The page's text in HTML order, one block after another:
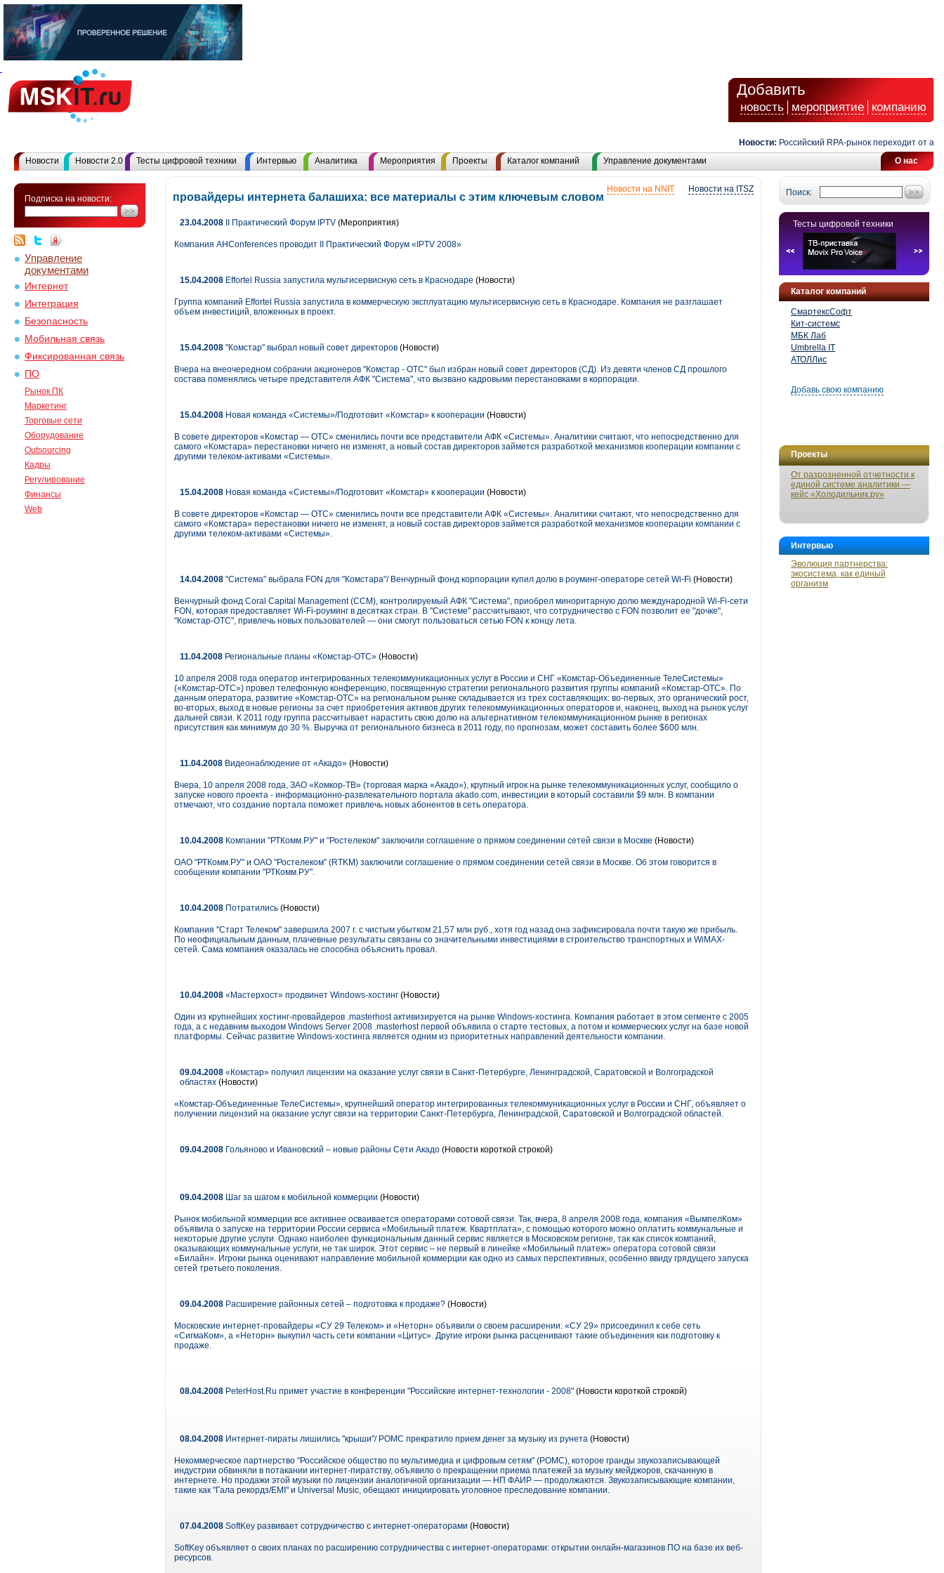
Добавить
новость мероприятие компанию
Новости: Российский RPA-рынок переходит от
О нас
Новости Новости 2.0 Тесты цифровой техники Интервью Аналитика Мероприятия Проекты Каталог компаний Управление документами
Подписка на новости:
Управление
документами
Интернет
Интеграция
Безопасность
Мобильная связь
Фиксированная связь
ПО
Рынок ПК
Маркетинг
Торговые сети
Оборудование
Outsourcing
Кадры
Регулирование
Финансы
Web
Поиск:
Тесты цифровой техники
Каталог компаний
СмартексСофт
Кит-системс
МБК Лаб
Umbrella IT
АТОЛЛис
Добавь свою компанию
Проекты
От разрозненной отчетности к
единой системе аналитики —
кейс «Холодильник.ру»
Интервью
Эволюция партнерства:
экосистема, как единый
организм
Новости на ITSZ
Новости на NNIT
провайдеры интернета балашиха: все материалы с этим ключевым словом
23.04.2008 II Практический Форум IPTV (Мероприятия)
Компания AHConferences проводит II Практический Форум «IPTV 2008»
15.04.2008 Effortel Russia запустила мультисервисную сеть в Краснодаре (Новости)
Группа компаний Effortel Russia запустила в коммерческую эксплуатацию мультисервисную сеть в Краснодаре. Компания не разглашает
объем инвестиций, вложенных в проект.
15.04.2008 "Комстар" выбрал новый совет директоров (Новости)
Вчера на внеочередном собрании акционеров "Комстар - ОТС" был избран новый совет директоров (СД). Из девяти членов СД прошлого
состава поменялись четыре представителя АФК "Система", что вызвано кадровыми перестановками в корпорации.
15.04.2008 Новая команда «Системы»/Подготовит «Комстар» к кооперации (Новости)
В совете директоров «Комстар — ОТС» сменились почти все представители АФК «Системы». Аналитики считают, что непосредственно для
самого «Комстара» перестановки ничего не изменят, а новый состав директоров займется разработкой механизмов кооперации компании с
другими телеком-активами «Системы».
15.04.2008 Новая команда «Системы»/Подготовит «Комстар» к кооперации (Новости)
В совете директоров «Комстар — ОТС» сменились почти все представители АФК «Системы». Аналитики считают, что непосредственно для
самого «Комстара» перестановки ничего не изменят, а новый состав директоров займется разработкой механизмов кооперации компании с
другими телеком-активами «Системы».
14.04.2008 "Система" выбрала FON для "Комстара"/ Венчурный фонд корпорации купил долю в роуминг-операторе сетей Wi-Fi (Новости)
Венчурный фонд Coral Capital Management (CCM), контролируемый АФК "Система", приобрел миноритарную долю международной Wi-Fi-сети
FON, которая предоставляет Wi-Fi-роуминг в десятках стран. В "Системе" рассчитывают, что сотрудничество с FON позволит ее "дочке",
"Комстар-ОТС", привлечь новых пользователей — они смогут пользоваться сетью FON к концу лета.
11.04.2008 Региональные планы «Комстар-ОТС» (Новости)
10 апреля 2008 года оператор интегрированных телекоммуникационных услуг в России и СНГ «Комстар-Объединенные ТелеСистемы»
(«Комстар-ОТС») провел телефонную конференцию, посвященную стратегии регионального развития группы компаний «Комстар-ОТС». По
данным оператора, развитие «Комстар-ОТС» на региональном рынке складывается из трех составляющих: во-первых, это органический рост,
во-вторых, выход в новые регионы за счет приобретения активов других телекоммуникационных операторов и, наконец, выход на рынок услуг
дальней связи. К 2011 году группа рассчитывает нарастить свою долю на альтернативном телекоммуникационном рынке в регионах
присутствия как минимум до 30 %. Выручка от регионального бизнеса в 2011 году, по прогнозам, может составить более $600 млн.
11.04.2008 Видеонаблюдение от «Акадо» (Новости)
Вчера, 10 апреля 2008 года, ЗАО «Комкор-ТВ» (торговая марка «Акадо»), крупный игрок на рынке телекоммуникационных услуг, сообщило о
запуске нового проекта - информационно-развлекательного портала akado.com, инвестиции в который составили $9 млн. В компании
отмечают, что создание портала поможет привлечь новых абонентов в сеть оператора.
10.04.2008 Компании "РТКомм.РУ" и "Ростелеком" заключили соглашение о прямом соединении сетей связи в Москве (Новости)
ОАО "РТКомм.РУ" и ОАО "Ростелеком" (RTKM) заключили соглашение о прямом соединении сетей связи в Москве. Об этом говорится в
сообщении компании "РТКомм.РУ".
10.04.2008 Потратились (Новости)
Компания "Старт Телеком" завершила 2007 г. с чистым убытком 21,57 млн руб., хотя год назад она зафиксировала почти такую же прибыль.
По неофициальным данным, плачевные результаты связаны со значительными инвестициями в строительство транспортных и WiMAX-
сетей. Сама компания оказалась не способна объяснить провал.
10.04.2008 «Мастерхост» продвинет Windows-хостинг (Новости)
Один из крупнейших хостинг-провайдеров .masterhost активизируется на рынке Windows-хостинга. Компания работает в этом сегменте с 2005
года, а с недавним выходом Windows Server 2008 .masterhost первой объявила о старте тестовых, а потом и коммерческих услуг на базе новой
платформы. Сейчас развитие Windows-хостинга является одним из приоритетных направлений деятельности компании.
09.04.2008 «Комстар» получил лицензии на оказание услуг связи в Санкт-Петербурге, Ленинградской, Саратовской и Волгоградской
областях (Новости)
«Комстар-Объединенные ТелеСистемы», крупнейший оператор интегрированных телекоммуникационных услуг в России и СНГ, объявляет о
получении лицензий на оказание услуг связи на территории Санкт-Петербурга, Ленинградской, Саратовской и Волгоградской областей.
09.04.2008 Гольяново и Ивановский – новые районы Сети Акадо (Новости короткой строкой)
09.04.2008 Шаг за шагом к мобильной коммерции (Новости)
Рынок мобильной коммерции все активнее осваивается операторами сотовой связи. Так, вчера, 8 апреля 2008 года, компания «ВымпелКом»
объявила о запуске на территории России сервиса «Мобильный платеж. Квартплата», с помощью которого можно оплатить коммунальные и
некоторые другие услуги. Однако наиболее функциональным данный сервис является в Московском регионе, так как список компаний,
оказывающих коммунальные услуги, не так широк. Этот сервис – не первый в линейке «Мобильный платеж» оператора сотовой связи
«Билайн». Игроки рынка оценивают направление мобильной коммерции как одно из самых перспективных, особенно ввиду грядущего запуска
сетей третьего поколения.
09.04.2008 Расширение районных сетей – подготовка к продаже? (Новости)
Московские интернет-провайдеры «СУ 29 Телеком» и «Неторн» объявили о своем расширении: «СУ 29» присоединил к себе сеть
«СигмаКом», а «Неторн» выкупил часть сети компании «Цитус». Другие игроки рынка расценивают такие объединения как подготовку к
продаже.
08.04.2008 PeterHost.Ru примет участие в конференции "Российские интернет-технологии - 2008" (Новости короткой строкой)
08.04.2008 Интернет-пираты лишились "крыши"/ РОМС прекратило прием денег за музыку из рунета (Новости)
Некоммерческое партнерство "Российское общество по мультимедиа и цифровым сетям" (РОМС), которое гранды звукозаписывающей
индустрии обвиняли в потакании интернет-пиратству, объявило о прекращении приема платежей за музыку мейджоров, скачанную в
интернете. Но продажи этой музыки по лицензии аналогичной организации — НП ФАИР — продолжаются. Звукозаписывающие компании,
такие как "Гала рекордз/EMI" и Universal Music, обещают инициировать уголовное преследование компании.
07.04.2008 SoftKey развивает сотрудничество с интернет-операторами (Новости)
SoftKey объявляет о своих планах по расширению сотрудничества с интернет-операторами: открытии онлайн-магазинов ПО на базе их веб-
ресурсов.